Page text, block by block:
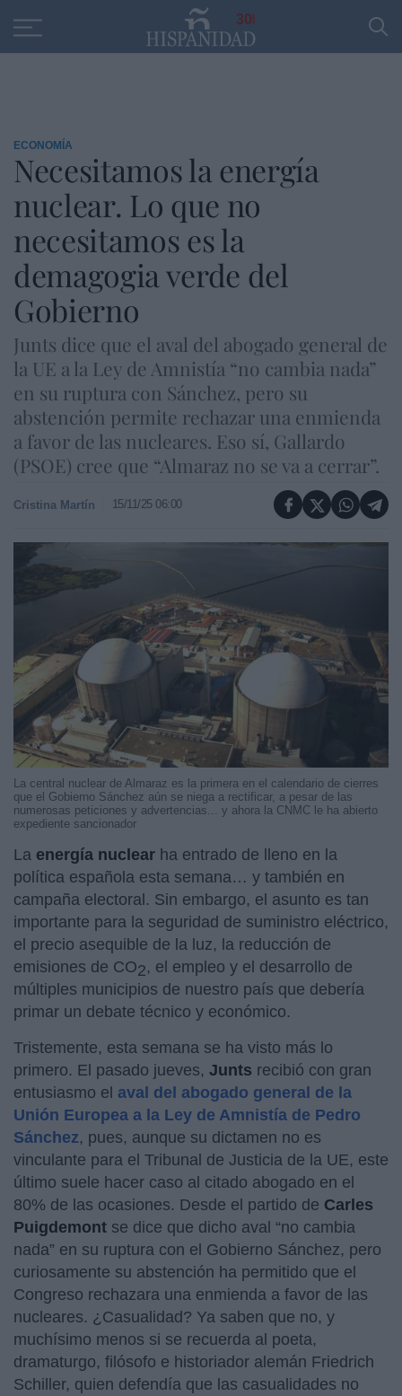
30
ECONOMÍA
Necesitamos la energía
nuclear. Lo que no
necesitamos es la
demagogia verde del
Gobierno
Junts dice que el aval del abogado general de
la UE a la Ley de Amnistía “no cambia nada”
en su ruptura con Sánchez, pero su
abstención permite rechazar una enmienda
a favor de las nucleares. Eso sí, Gallardo
(PSOE) cree que “Almaraz no se va a cerrar”.
Cristina Martín 15/11/25 06:00
La central nuclear de Almaraz es la primera en el calendario de cierres
que el Gobierno Sánchez aún se niega a rectificar, a pesar de las
numerosas peticiones y advertencias... y ahora la CNMC le ha abierto
expediente sancionador
La energía nuclear ha entrado de lleno en la
política española esta semana… y también en
campaña electoral. Sin embargo, el asunto es tan
importante para la seguridad de suministro eléctrico,
el precio asequible de la luz, la reducción de
emisiones de CO2, el empleo y el desarrollo de
múltiples municipios de nuestro país que debería
primar un debate técnico y económico.
Tristemente, esta semana se ha visto más lo
primero. El pasado jueves, Junts recibió con gran
entusiasmo el aval del abogado general de la
Unión Europea a la Ley de Amnistía de Pedro
Sánchez, pues, aunque su dictamen no es
vinculante para el Tribunal de Justicia de la UE, este
último suele hacer caso al citado abogado en el
80% de las ocasiones. Desde el partido de Carles
Puigdemont se dice que dicho aval “no cambia
nada” en su ruptura con el Gobierno Sánchez, pero
curiosamente su abstención ha permitido que el
Congreso rechazara una enmienda a favor de las
nucleares. ¿Casualidad? Ya saben que no, y
muchísimo menos si se recuerda al poeta,
dramaturgo, filósofo e historiador alemán Friedrich
Schiller, quien defendía que las casualidades no